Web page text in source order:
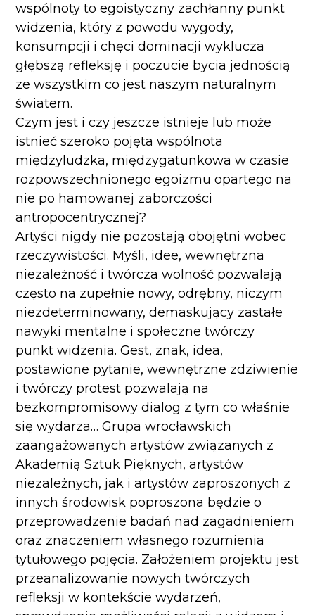
wspólnoty to egoistyczny zachłanny punkt
widzenia, który z powodu wygody,
konsumpcji i chęci dominacji wyklucza
głębszą refleksję i poczucie bycia jednością
ze wszystkim co jest naszym naturalnym
światem.
Czym jest i czy jeszcze istnieje lub może
istnieć szeroko pojęta wspólnota
międzyludzka, międzygatunkowa w czasie
rozpowszechnionego egoizmu opartego na
nie po hamowanej zaborczości
antropocentrycznej?
Artyści nigdy nie pozostają obojętni wobec
rzeczywistości. Myśli, idee, wewnętrzna
niezależność i twórcza wolność pozwalają
często na zupełnie nowy, odrębny, niczym
niezdeterminowany, demaskujący zastałe
nawyki mentalne i społeczne twórczy
punkt widzenia. Gest, znak, idea,
postawione pytanie, wewnętrzne zdziwienie
i twórczy protest pozwalają na
bezkompromisowy dialog z tym co właśnie
się wydarza… Grupa wrocławskich
zaangażowanych artystów związanych z
Akademią Sztuk Pięknych, artystów
niezależnych, jak i artystów zaproszonych z
innych środowisk poproszona będzie o
przeprowadzenie badań nad zagadnieniem
oraz znaczeniem własnego rozumienia
tytułowego pojęcia. Założeniem projektu jest
przeanalizowanie nowych twórczych
refleksji w kontekście wydarzeń,